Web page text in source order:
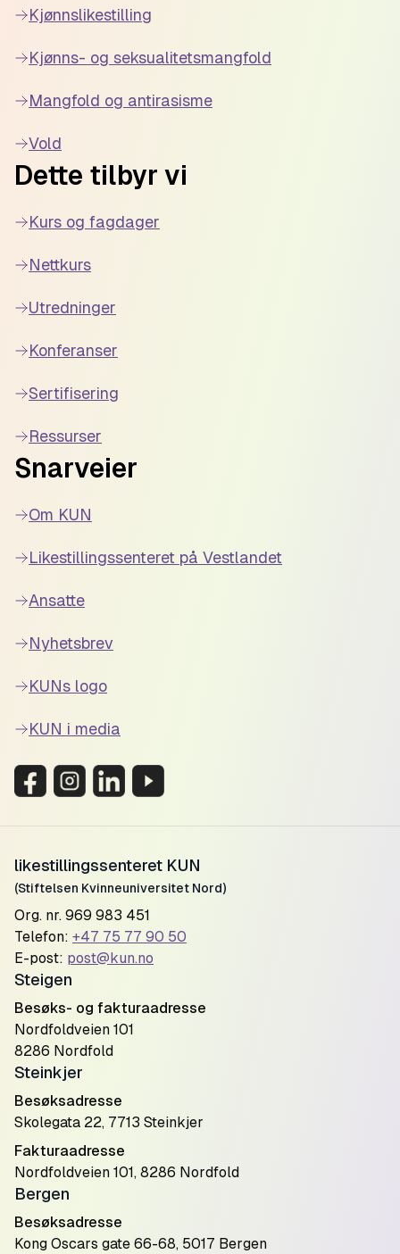
Kjønnslikestilling
Kjønns- og seksualitetsmangfold
Mangfold og antirasisme
Vold
Dette tilbyr vi
Kurs og fagdager
Nettkurs
Utredninger
Konferanser
Sertifisering
Ressurser
Snarveier
Om KUN
Likestillingssenteret på Vestlandet
Ansatte
Nyhetsbrev
KUNs logo
KUN i media
likestillingssenteret KUN
(Stiftelsen Kvinneuniversitet Nord)
Org. nr. 969 983 451
Telefon: +47 75 77 90 50
E-post: post@kun.no
Steigen
Besøks- og fakturaadresse
Nordfoldveien 101
8286 Nordfold
Steinkjer
Besøksadresse
Skolegata 22, 7713 Steinkjer
Fakturaadresse
Nordfoldveien 101, 8286 Nordfold
Bergen
Besøksadresse
Kong Oscars gate 66-68, 5017 Bergen